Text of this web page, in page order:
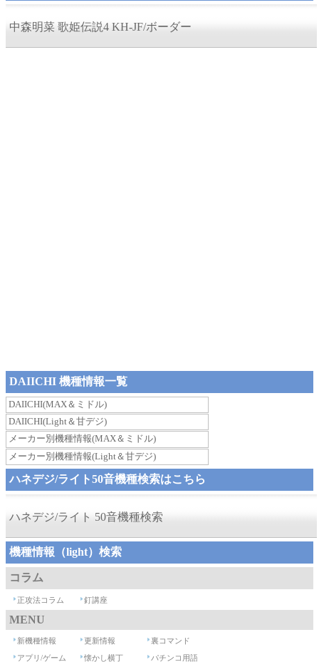
中森明菜 歌姫伝説4 KH-JF/ボーダー
DAIICHI 機種情報一覧
DAIICHI(MAX＆ミドル)
DAIICHI(Light＆甘デジ)
メーカー別機種情報(MAX＆ミドル)
メーカー別機種情報(Light＆甘デジ)
ハネデジ/ライト50音機種検索はこちら
ハネデジ/ライト 50音機種検索
機種情報（light）検索
コラム
正攻法コラム 釘講座
MENU
新機種情報 更新情報
裏コマンド
アプリ/ゲーム
懐かし横丁 パチンコ用語